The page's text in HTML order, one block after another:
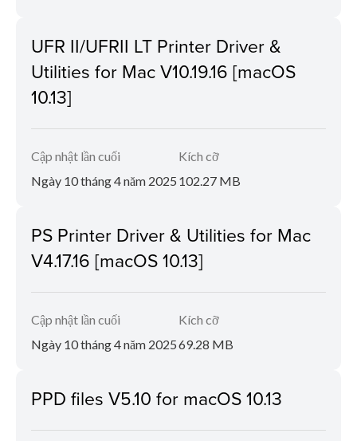
UFR II/UFRII LT Printer Driver &
Utilities for Mac V10.19.16 [macOS
10.13]
Cập nhật lần cuối
Ngày 10 tháng 4 năm 2025
Kích cỡ
102.27 MB
PS Printer Driver & Utilities for Mac
V4.17.16 [macOS 10.13]
Cập nhật lần cuối
Ngày 10 tháng 4 năm 2025
Kích cỡ
69.28 MB
PPD files V5.10 for macOS 10.13